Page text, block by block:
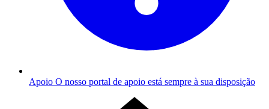
Apoio O nosso portal de apoio está sempre à sua disposição